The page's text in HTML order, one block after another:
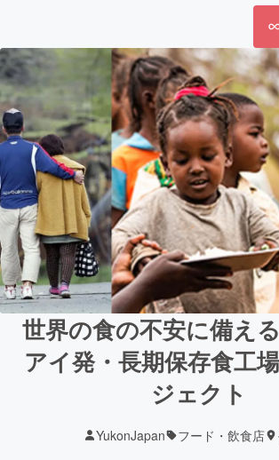
世界の食の不安に備え
アイ発・長期保存食工
ジェクト
YukonJapan フード・飲食店